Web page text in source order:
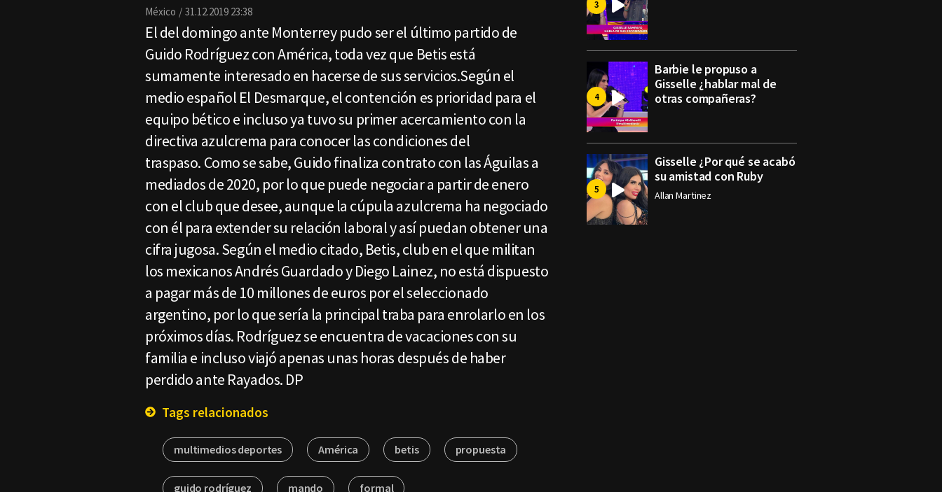
México 31.12.2019 23:38
El del domingo ante Monterrey pudo ser el último partido de
Guido Rodríguez con América, toda vez que Betis está
sumamente interesado en hacerse de sus servicios.Según el
medio español El Desmarque, el contención es prioridad para el
equipo bético e incluso ya tuvo su primer acercamiento con la
directiva azulcrema para conocer las condiciones del
traspaso. Como se sabe, Guido finaliza contrato con las Águilas a
mediados de 2020, por lo que puede negociar a partir de enero
con el club que desee, aunque la cúpula azulcrema ha negociado
con él para extender su relación laboral y así puedan obtener una
cifra jugosa. Según el medio citado, Betis, club en el que militan
los mexicanos Andrés Guardado y Diego Lainez, no está dispuesto
a pagar más de 10 millones de euros por el seleccionado
argentino, por lo que sería la principal traba para enrolarlo en los
próximos días. Rodríguez se encuentra de vacaciones con su
familia e incluso viajó apenas unas horas después de haber
perdido ante Rayados. DP
Tags relacionados
multimedios deportes América betis propuesta
guido rodríguez mando formal
Barbie le propuso a
Gisselle ¿hablar mal de
otras compañeras?
Gisselle ¿Por qué se acabó
su amistad con Ruby
Allan Martinez